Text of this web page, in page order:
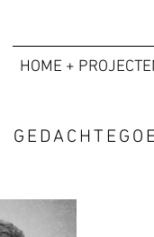
HOME +